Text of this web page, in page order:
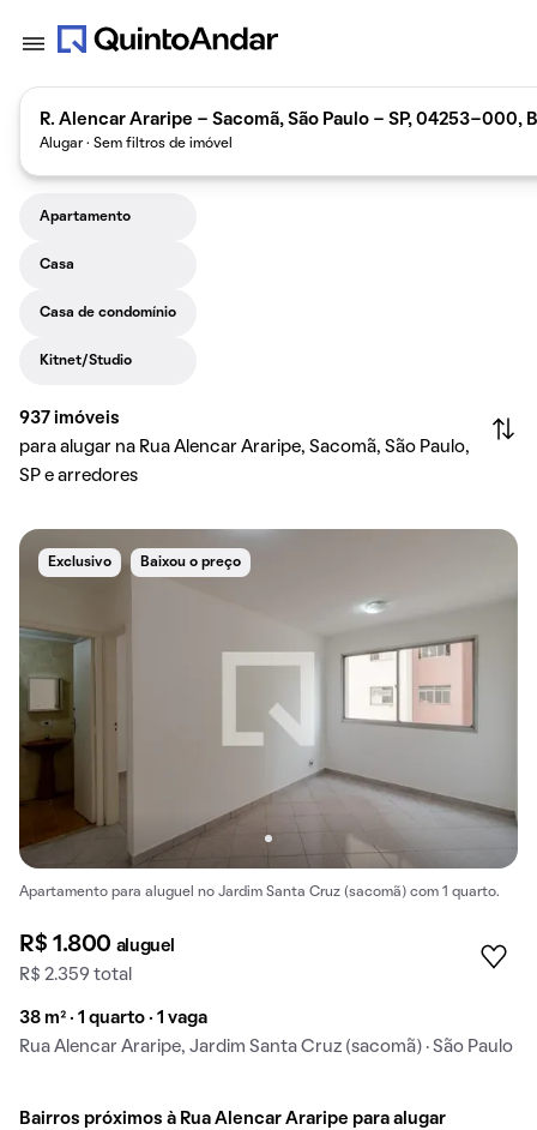
R. Alencar Araripe - Sacomã, São Paulo - SP, 04253-000,
Alugar · Sem filtros de imóvel
Apartamento
Casa
Casa de condomínio
Kitnet/Studio
937 imóveis
para alugar na Rua Alencar Araripe, Sacomã, São Paulo,
SP e arredores
Exclusivo Baixou o preço
Apartamento para aluguel no Jardim Santa Cruz (sacomã) com 1 quarto.
R$ 1.800 aluguel
R$ 2.359 total
38 m² · 1 quarto · 1 vaga
Rua Alencar Araripe, Jardim Santa Cruz (sacomã) · São Paulo
Bairros próximos à Rua Alencar Araripe para alugar